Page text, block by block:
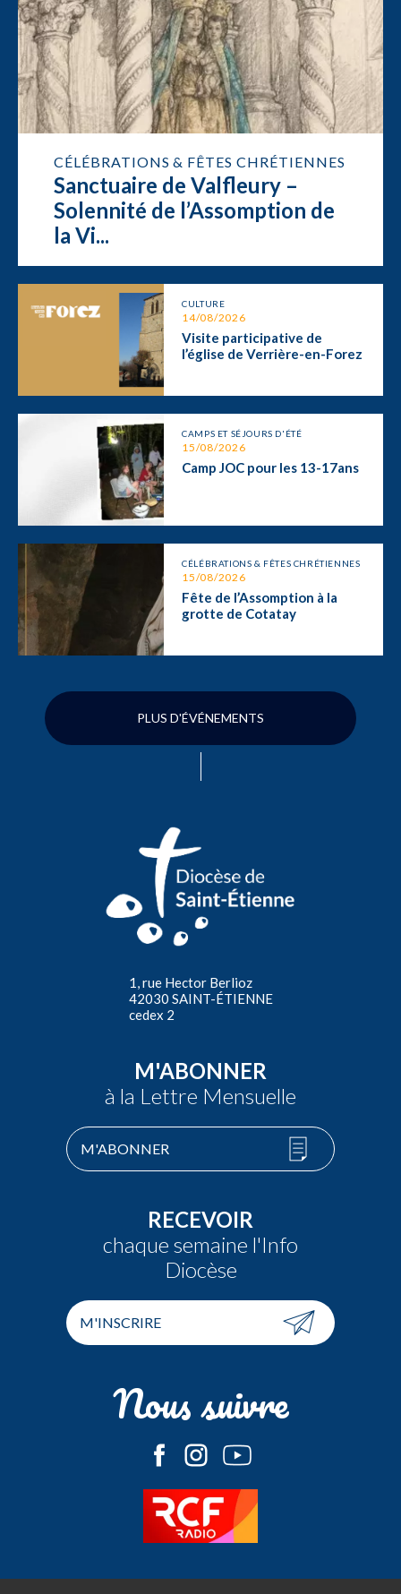
PLUS D'ÉVÉNEMENTS
CÉLÉBRATIONS & FÊTES CHRÉTIENNES
Sanctuaire de Valfleury –
Solennité de l’Assomption de
la Vi...
CULTURE
14/08/2026
Visite participative de
l’église de Verrière-en-Forez
CAMPS ET SÉJOURS D'ÉTÉ
15/08/2026
Camp JOC pour les 13-17ans
CÉLÉBRATIONS & FÊTES CHRÉTIENNES
15/08/2026
Fête de l’Assomption à la
grotte de Cotatay
1, rue Hector Berlioz
42030 SAINT-ÉTIENNE
cedex 2
M'ABONNER
à la Lettre Mensuelle
M'ABONNER
RECEVOIR
chaque semaine l'Info
Diocèse
M'INSCRIRE
Nous suivre